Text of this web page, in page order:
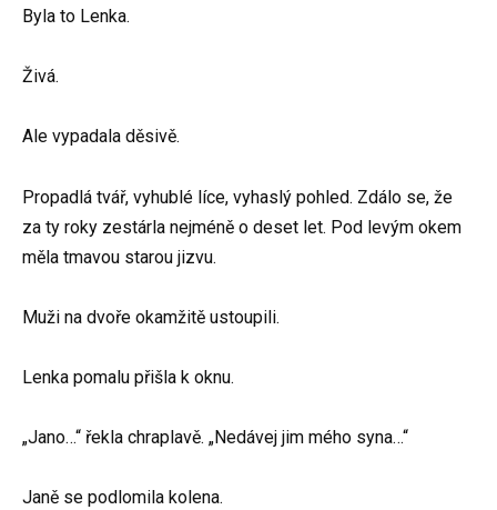
Byla to Lenka.
Živá.
Ale vypadala děsivě.
Propadlá tvář, vyhublé líce, vyhaslý pohled. Zdálo se, že
za ty roky zestárla nejméně o deset let. Pod levým okem
měla tmavou starou jizvu.
Muži na dvoře okamžitě ustoupili.
Lenka pomalu přišla k oknu.
„Jano…“ řekla chraplavě. „Nedávej jim mého syna…“
Janě se podlomila kolena.